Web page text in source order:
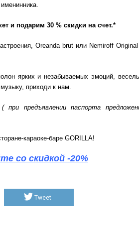
и подарим 30 % скидки на счет.*
Oreanda brut или Nemiroff
ярких и незабываемых эмоций,
приходи к нам.
предъявлении паспорта
караоке-баре GORILLA!
со скидкой -20%
Tweet